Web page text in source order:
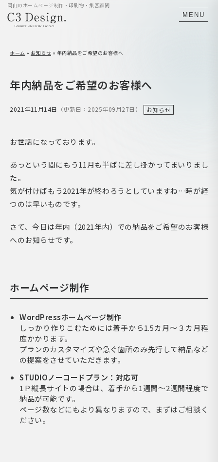
岡山のホームページ制作・印刷物・集客顧問
MENU
ホーム » お知らせ » 年内納品をご希望のお客様へ
年内納品をご希望のお客様へ
2021年11月14日 （更新日：2025年09月27日） お知らせ
お世話になっております。
あっという間にもう11月も半ばに差し掛かってまいりまし
た。
気が付けばもう2021年が終わろうとしていますね…時が経
つのは早いものです。
さて、今日は年内（2021年内）での納品をご希望のお客様
へのお知らせです。
ホームページ制作
WordPressホームページ制作
しっかり作りこむためには着手から1.5カ月～３カ月程
度かかります。
プランのカスタマイズや急ぐ箇所のみ先行して納品など
の提案をさせていただきます。
STUDIOノーコードプラン：対応可
1Ｐ縦長サイトの場合は、着手から1週間～2週間程度で
納品が可能です。
ページ数などにもより異なりますので、まずはご相談く
ださい。